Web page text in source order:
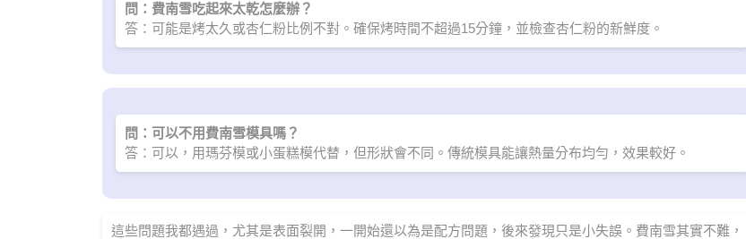
問：費南雪吃起來太乾怎麼辦？
答：可能是烤太久或杏仁粉比例不對。確保烤時間不超過15分鐘，並檢查杏仁粉的新鮮度。
問：可以不用費南雪模具嗎？
答：可以，用瑪芬模或小蛋糕模代替，但形狀會不同。傳統模具能讓熱量分布均勻，效果較好。
這些問題我都遇過，尤其是表面裂開，一開始還以為是配方問題，後來發現只是小失誤。費南雪其實不難，